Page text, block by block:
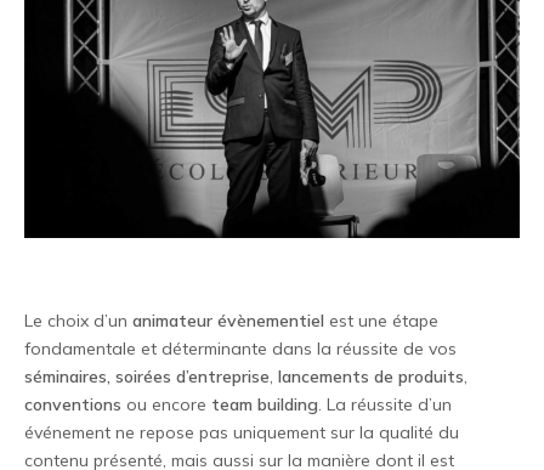
Le choix d’un animateur évènementiel est une étape
fondamentale et déterminante dans la réussite de vos
séminaires, soirées d’entreprise, lancements de produits,
conventions ou encore team building. La réussite d’un
événement ne repose pas uniquement sur la qualité du
contenu présenté, mais aussi sur la manière dont il est